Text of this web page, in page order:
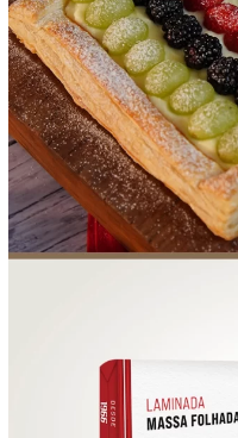
FOOD SERVICE
INVERNO